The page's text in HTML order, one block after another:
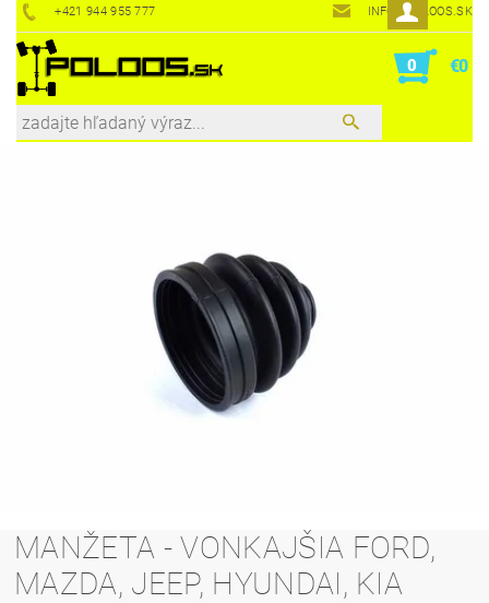
+421 944 955 777 INFO@POLOOS.SK
0 €0
MANŽETA - VONKAJŠIA FORD,
MAZDA, JEEP, HYUNDAI, KIA